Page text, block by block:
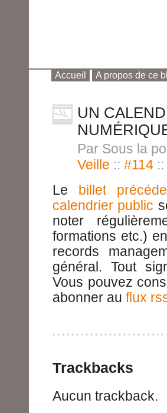
Accueil A propos de ce
UN
Par Sous la
Veille :: #114 ::
Le
billet
calendrier public
noter
formations etc.)
records
général. Tout
Vous pouvez
abonner au flux
Trackbacks
Aucun trackback.